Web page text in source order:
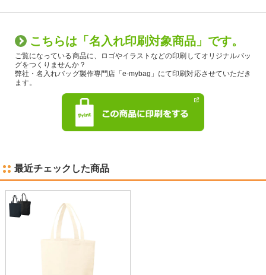
こちらは「名入れ印刷対象商品」です。
ご覧になっている商品に、ロゴやイラストなどの印刷してオリジナルバッ
グをつくりませんか？
弊社・名入れバッグ製作専門店「e-mybag」にて印刷対応させていただき
ます。
最近チェックした商品